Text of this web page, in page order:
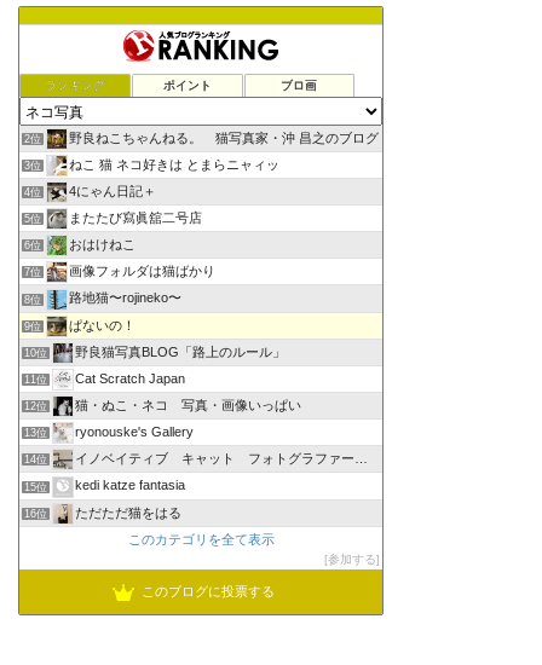
ランキング ポイント ブロ画
2位 野良ねこちゃんねる。 猫写真家・沖 昌之のブログ
3位 ねこ 猫 ネコ好きは とまらニャィッ
4位 4にゃん日記＋
5位 またたび寫眞舘二号店
6位 おはけねこ
7位 画像フォルダは猫ばかり
8位 路地猫〜rojineko〜
9位 ぱないの！
10位 野良猫写真BLOG「路上のルール」
11位 Cat Scratch Japan
12位 猫・ぬこ・ネコ 写真・画像いっぱい
13位 ryonouske's Gallery
14位 イノベイティブ キャット フォトグラファーズ グループ
15位 kedi katze fantasia
16位
ただただ猫をはる
このカテゴリを全て表示
参加する
このブログに投票する